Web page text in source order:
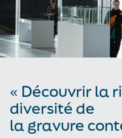
« Découvrir la
diversité de
la gravure